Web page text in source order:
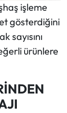
işleme
gösterdiğini
sayısını
ürünlere